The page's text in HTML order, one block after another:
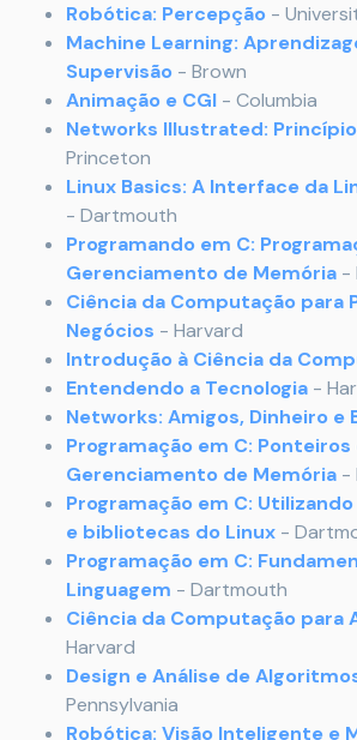
Robótica: Percepção -
Machine Learning:
Supervisão - Brown
Animação e CGI - Columbia
Networks Illustrated:
Princeton
Linux Basics: A Interface da
- Dartmouth
Programando em C:
Gerenciamento de Memória -
Ciência da Computação para
Negócios - Harvard
Introdução à Ciência da
Entendendo a Tecnologia -
Networks: Amigos, Dinheiro e
Programação em C: Ponteiros
Gerenciamento de Memória -
Programação em C:
e bibliotecas do Linux -
Programação em C:
Linguagem - Dartmouth
Ciência da Computação para
Harvard
Design e Análise de
Pennsylvania
Robótica: Visão Inteligente e